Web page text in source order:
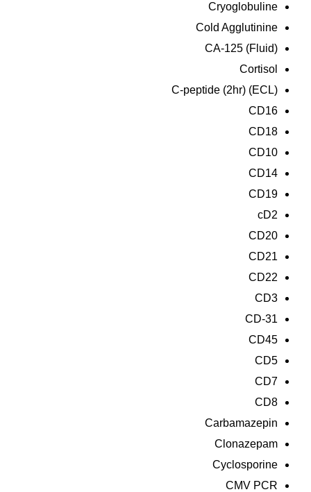
Cryoglobuline
Cold Agglutinine
CA-125 (Fluid)
Cortisol
C-peptide (2hr) (ECL)
CD16
CD18
CD10
CD14
CD19
cD2
CD20
CD21
CD22
CD3
CD-31
CD45
CD5
CD7
CD8
Carbamazepin
Clonazepam
Cyclosporine
CMV PCR